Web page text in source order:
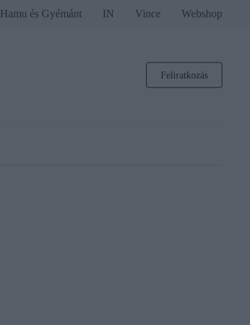
Hamu és Gyémánt IN Vince Webshop
Feliratkozás